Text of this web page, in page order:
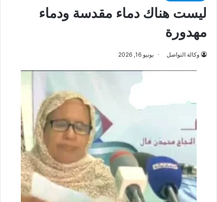
ليست هناك دماء مقدسة ودماء
مهدورة
وكالة التواصل يونيو 16, 2026